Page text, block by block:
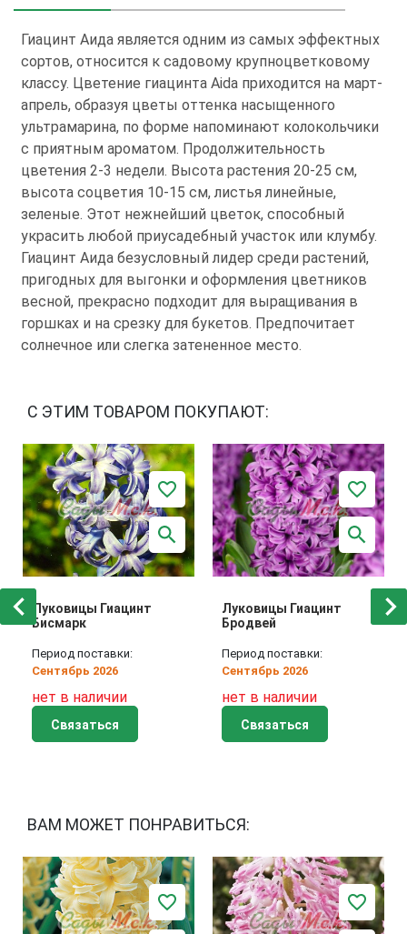
Гиацинт Аида является одним из самых эффектных
сортов, относится к садовому крупноцветковому
классу. Цветение гиацинта Aida приходится на март-
апрель, образуя цветы оттенка насыщенного
ультрамарина, по форме напоминают колокольчики
с приятным ароматом. Продолжительность
цветения 2-3 недели. Высота растения 20-25 см,
высота соцветия 10-15 см, листья линейные,
зеленые. Этот нежнейший цветок, способный
украсить любой приусадебный участок или клумбу.
Гиацинт Аида безусловный лидер среди растений,
пригодных для выгонки и оформления цветников
весной, прекрасно подходит для выращивания в
горшках и на срезку для букетов. Предпочитает
солнечное или слегка затененное место.
С ЭТИМ ТОВАРОМ ПОКУПАЮТ:
Луковицы Гиацинт
Бисмарк
Период поставки:
Сентябрь 2026
нет в наличии
Связаться
Луковицы Гиацинт
Бродвей
Период поставки:
Сентябрь 2026
нет в наличии
Связаться
ВАМ МОЖЕТ ПОНРАВИТЬСЯ: